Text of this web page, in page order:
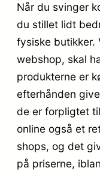
Når du svinger
du stillet lidt
fysiske butikker.
webshop, skal
produkterne er
efterhånden
de er forpligtet
online også et
shops, og det
på priserne,